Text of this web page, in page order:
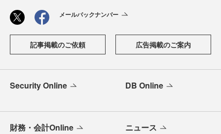
メールバックナンバー
記事掲載のご依頼 広告掲載のご案内
Security Online DB Online
財務・会計Online ニュース